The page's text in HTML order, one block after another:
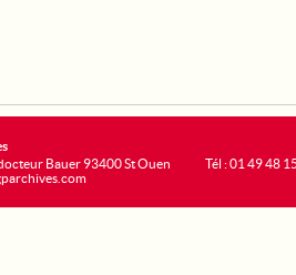
Bauer 93400 St Ouen
Tél : 01 49 48